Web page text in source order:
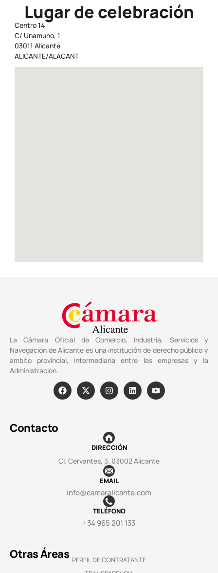
Lugar de celebración
Centro 14
C/ Unamuno, 1
03011 Alicante
ALICANTE/ALACANT
La Cámara Oficial de Comercio, Industria, Servicios y
Navegación de Alicante es una institución de derecho público y
ámbito provincial, intermediaria entre las empresas y la
Administración.
Contacto
DIRECCIÓN
Cl. Cervantes, 3. 03002 Alicante
EMAIL
info@camaralicante.com
TELÉFONO
+34 965 201 133
Otras Áreas PERFIL DE CONTRATANTE